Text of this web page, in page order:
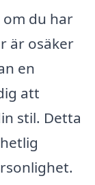
om du har
är osäker
en
att
stil. Detta